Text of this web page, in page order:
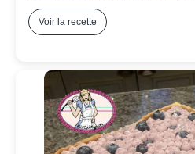
Voir la recette